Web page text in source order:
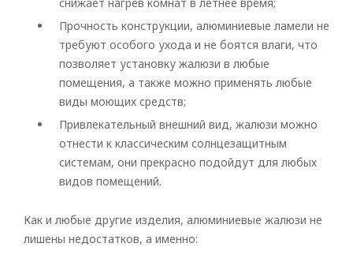
Прочность конструкции, алюминиевые ламели не
требуют особого ухода и не боятся влаги, что
позволяет установку жалюзи в любые
помещения, а также можно применять любые
виды моющих средств;
Привлекательный внешний вид, жалюзи можно
отнести к классическим солнцезащитным
системам, они прекрасно подойдут для любых
видов помещений.
Как и любые другие изделия, алюминиевые жалюзи не
лишены недостатков, а именно: